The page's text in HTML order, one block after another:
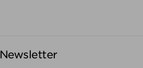
Newsletter